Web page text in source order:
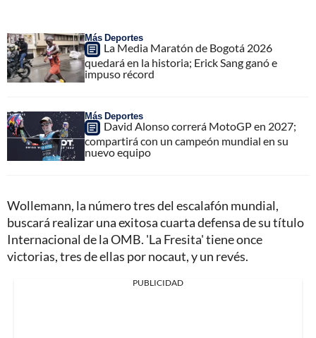
Más Deportes
La Media Maratón de Bogotá 2026
quedará en la historia; Erick Sang ganó e
impuso récord
Más Deportes
David Alonso correrá MotoGP en 2027;
compartirá con un campeón mundial en su
nuevo equipo
Wollemann, la número tres del escalafón mundial,
buscará realizar una exitosa cuarta defensa de su título
Internacional de la OMB. 'La Fresita' tiene once
victorias, tres de ellas por nocaut, y un revés.
PUBLICIDAD